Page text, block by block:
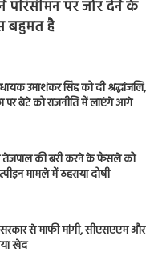
परिसीमन पर जोर देने के
बहुमत है
उमाशंकर सिंह को दी श्रद्धांजलि,
पर बेटे को राजनीति में लाएंगे आगे
तेजपाल की बरी करने के फैसले को
मामले में ठहराया दोषी
सरकार से माफी मांगी, सीएसएएम और
खेद